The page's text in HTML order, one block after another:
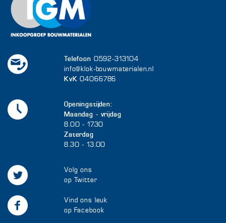
Telefoon 0592-313104
info@klok-bouwmaterialen.nl
KvK 04066786
Openingstijden:
Maandag - vrijdag
8.00 - 17.30
Zaterdag
8.30 - 13.00
Volg ons
op Twitter
Vind ons leuk
op Facebook